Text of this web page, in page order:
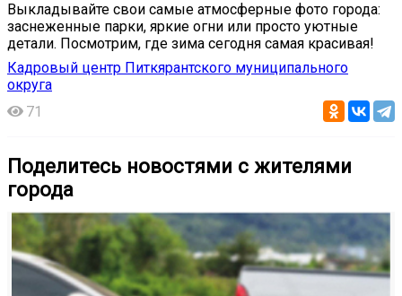
Выкладывайте свои самые атмосферные фото города:
заснеженные парки, яркие огни или просто уютные
детали. Посмотрим, где зима сегодня самая красивая! ️
Кадровый центр Питкярантского муниципального
округа
71
Поделитесь новостями с жителями
города